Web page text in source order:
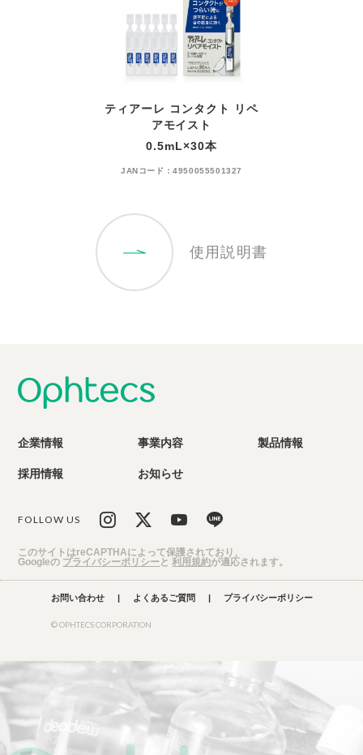
ティアーレ コンタクト リペ
アモイスト
0.5mL×30本
JANコード：4950055501327
使用説明書
企業情報 事業内容 製品情報
採用情報 お知らせ
FOLLOW US
このサイトはreCAPTHAによって保護されており、
Googleの プライバシーポリシーと利用規約が適応されます。
お問い合わせ | よくあるご質問 | プライバシーポリシー
© OPHTECS CORPORATION